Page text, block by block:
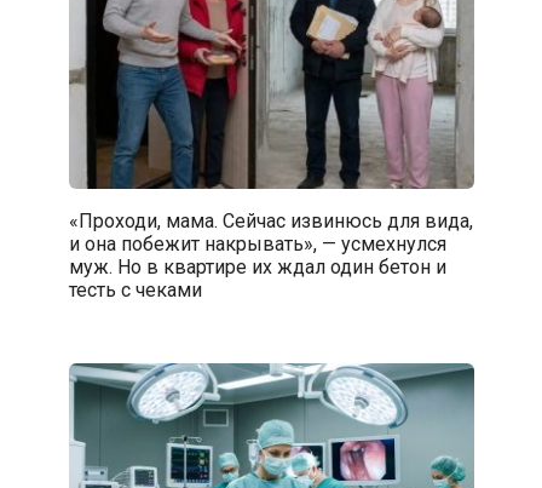
«Проходи, мама. Сейчас извинюсь для вида,
и она побежит накрывать», — усмехнулся
муж. Но в квартире их ждал один бетон и
тесть с чеками